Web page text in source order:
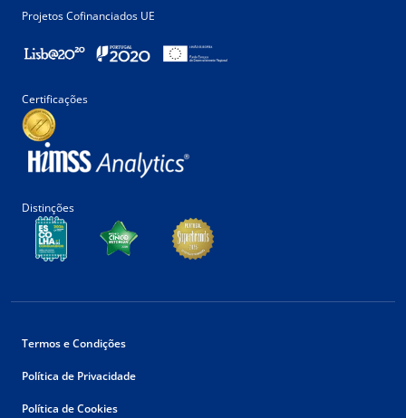
Projetos Cofinanciados UE
Certificações
Distinções
Termos e Condições
Política de Privacidade
Política de Cookies